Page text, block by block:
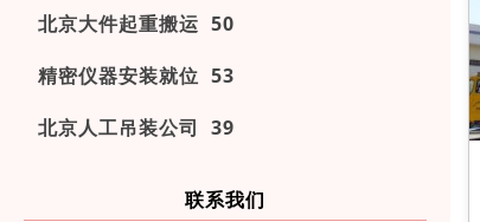
北京大件起重搬运 50
精密仪器安装就位 53
北京人工吊装公司 39
联系我们